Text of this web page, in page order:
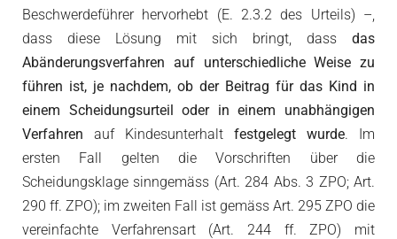
Beschwerdeführer hervorhebt (E. 2.3.2 des Urteils) –,
dass diese Lösung mit sich bringt, dass das
Abänderungsverfahren auf unterschiedliche Weise zu
führen ist, je nachdem, ob der Beitrag für das Kind in
einem Scheidungsurteil oder in einem unabhängigen
Verfahren auf Kindesunterhalt festgelegt wurde. Im
ersten Fall gelten die Vorschriften über die
Scheidungsklage sinngemäss (Art. 284 Abs. 3 ZPO; Art.
290 ff. ZPO); im zweiten Fall ist gemäss Art. 295 ZPO die
vereinfachte Verfahrensart (Art. 244 ff. ZPO) mit